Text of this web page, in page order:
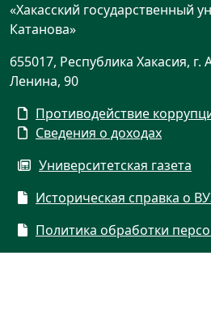
«Хакасский государственный
Катанова»
655017, Республика Хакасия, г.
Ленина, 90
Противодействие
Сведения о доходах
Университетская газета
Историческая справка о
Политика обработки